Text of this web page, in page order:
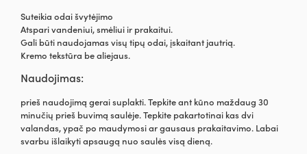
Suteikia odai švytėjimo
Atspari vandeniui, smėliui ir prakaitui.
Gali būti naudojamas visų tipų odai, įskaitant jautrią.
Kremo tekstūra be aliejaus.
Naudojimas:
prieš naudojimą gerai suplakti. Tepkite ant kūno maždaug 30
minučių prieš buvimą saulėje. Tepkite pakartotinai kas dvi
valandas, ypač po maudymosi ar gausaus prakaitavimo. Labai
svarbu išlaikyti apsaugą nuo saulės visą dieną.